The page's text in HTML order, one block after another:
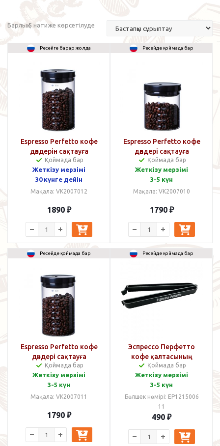
Барлық 5 нәтиже көрсетілуде
Ресейге барар жолда
Espresso Perfetto кофе
дәндерін сақтауға
арналған банка 1000 мл
Қоймада бар
Жеткізу мерзімі
30 күнге дейін
Мақала: VK2007012
1890 ₽
Ресейде қоймада бар
Espresso Perfetto кофе
дәндері сақтауға
арналған банка 600 мл
Қоймада бар
Жеткізу мерзімі
3-5 күн
Мақала: VK2007010
1790 ₽
Ресейде қоймада бар
Espresso Perfetto кофе
дәндері сақтауға
арналған банка 800 мл
Қоймада бар
Жеткізу мерзімі
3-5 күн
Мақала: VK2007011
1790 ₽
Ресейде қоймада бар
Эспрессо Перфетто
кофе қалтасының
қысқышы
Қоймада бар
Жеткізу мерзімі
3-5 күн
Бөлшек нөмірі: EP1215006
11
490 ₽